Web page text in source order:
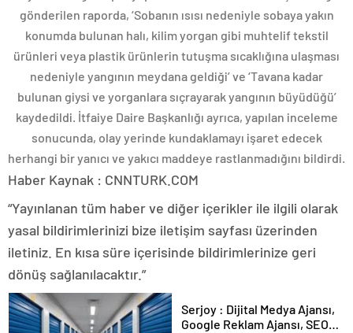
gönderilen raporda, ‘Sobanın ısısı nedeniyle sobaya yakın
konumda bulunan halı, kilim yorgan gibi muhtelif tekstil
ürünleri veya plastik ürünlerin tutuşma sıcaklığına ulaşması
nedeniyle yangının meydana geldiği’ ve ‘Tavana kadar
bulunan giysi ve yorganlara sıçrayarak yangının büyüdüğü’
kaydedildi. İtfaiye Daire Başkanlığı ayrıca, yapılan inceleme
sonucunda, olay yerinde kundaklamayı işaret edecek
herhangi bir yanıcı ve yakıcı maddeye rastlanmadığını bildirdi.
Haber Kaynak : CNNTURK.COM
“Yayınlanan tüm haber ve diğer içerikler ile ilgili olarak
yasal bildirimlerinizi bize iletişim sayfası üzerinden
iletiniz. En kısa süre içerisinde bildirimlerinize geri
dönüş sağlanılacaktır.”
Serjoy : Dijital Medya Ajansı,
Google Reklam Ajansı, SEO